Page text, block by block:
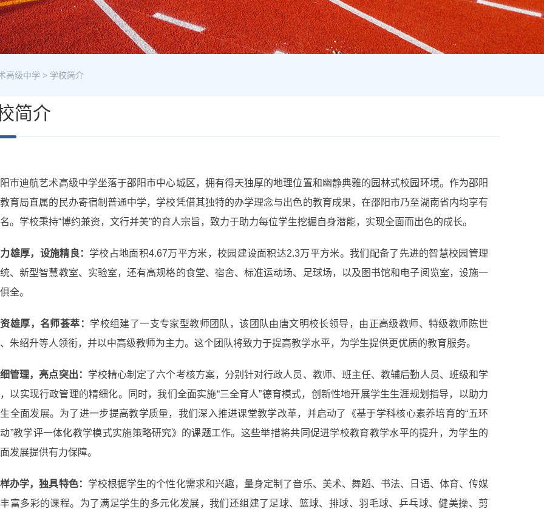
高级中学 > 学校简介
简介
市迪航艺术高级中学坐落于邵阳市中心城区，拥有得天独厚的地理位置和幽静典雅的园林式校园环境。作为邵阳
育局直属的民办寄宿制普通中学，学校凭借其独特的办学理念与出色的教育成果，在邵阳市乃至湖南省内均享有
。学校秉持“博约兼资，文行并美”的育人宗旨，致力于助力每位学生挖掘自身潜能，实现全面而出色的成长。
雄厚，设施精良： 学校占地面积4.67万平方米，校园建设面积达2.3万平方米。我们配备了先进的智慧校园管理
、新型智慧教室、实验室，还有高规格的食堂、宿舍、标准运动场、足球场，以及图书馆和电子阅览室，设施一
全。
雄厚，名师荟萃： 学校组建了一支专家型教师团队，该团队由唐文明校长领导，由正高级教师、特级教师陈世
朱绍升等人领衔，并以中高级教师为主力。这个团队将致力于提高教学水平，为学生提供更优质的教育服务。
管理，亮点突出： 学校精心制定了六个考核方案，分别针对行政人员、教师、班主任、教辅后勤人员、班级和学
以实现行政管理的精细化。同时，我们全面实施“三全育人”德育模式，创新性地开展学生生涯规划指导，以助力
全面发展。为了进一步提高教学质量，我们深入推进课堂教学改革，并启动了《基于学科核心素养培育的“五环
”教学评一体化教学模式实施策略研究》的课题工作。这些举措将共同促进学校教育教学水平的提升，为学生的
发展提供有力保障。
办学，独具特色： 学校根据学生的个性化需求和兴趣，量身定制了音乐、美术、舞蹈、书法、日语、体育、传媒
富多彩的课程。为了满足学生的多元化发展，我们还组建了足球、篮球、排球、羽毛球、乒乓球、健美操、剪